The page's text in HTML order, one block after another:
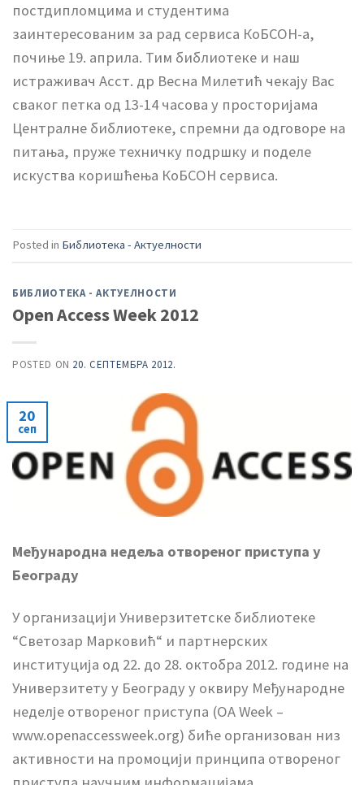
постдипломцима и студентима
заинтересованим за рад сервиса КоБСОН-а,
почиње 19. априла. Тим библиотеке и наш
истраживач Асст. др Весна Милетић чекају Вас
сваког петка од 13-14 часова у просторијама
Централне библиотеке, спремни да одговоре на
питања, пруже техничку подршку и поделе
искуства коришћења КоБСОН сервиса.
Posted in Библиотека - Актуелности
БИБЛИОТЕКА - АКТУЕЛНОСТИ
Open Access Week 2012
POSTED ON 20. СЕПТЕМБРА 2012.
20
сеп
Међународна недеља отвореног приступа у
Београду
У организацији Универзитетске библиотеке
“Светозар Марковић“ и партнерских
институција од 22. до 28. октобра 2012. године на
Универзитету у Београду у оквиру Међународне
неделје отвореног приступа (ОА Week –
www.openaccessweek.org) биће организован низ
активности на промоцији принципа отвореног